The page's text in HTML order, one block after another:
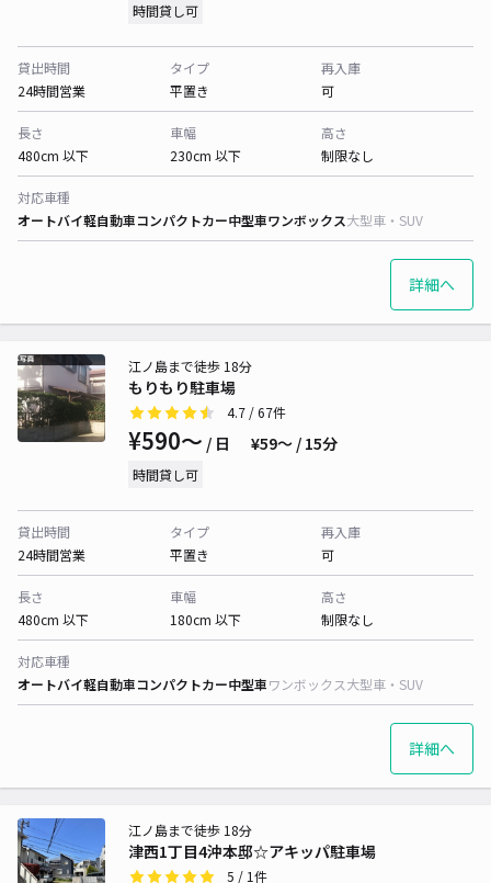
時間貸し可
貸出時間
24時間営業
タイプ
平置き
再入庫
可
長さ
480cm 以下
車幅
230cm 以下
高さ
制限なし
対応車種
オートバイ軽自動車コンパクトカー中型車ワンボックス大型車・SUV
詳細へ
もりもり駐車場
江ノ島まで徒歩 18分
4.7 / 67件
¥590〜 / 日 ¥59〜 / 15分
時間貸し可
貸出時間
24時間営業
タイプ
平置き
再入庫
可
長さ
480cm 以下
車幅
180cm 以下
高さ
制限なし
対応車種
オートバイ軽自動車コンパクトカー中型車ワンボックス大型車・SUV
詳細へ
津西1丁目4沖本邸☆アキッパ駐車場
江ノ島まで徒歩 18分
5 / 1件